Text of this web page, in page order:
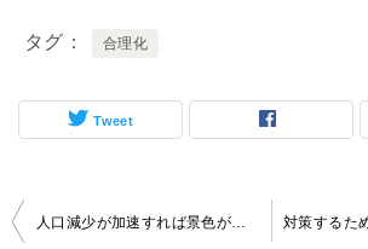
タグ 合理化
Tweet
投